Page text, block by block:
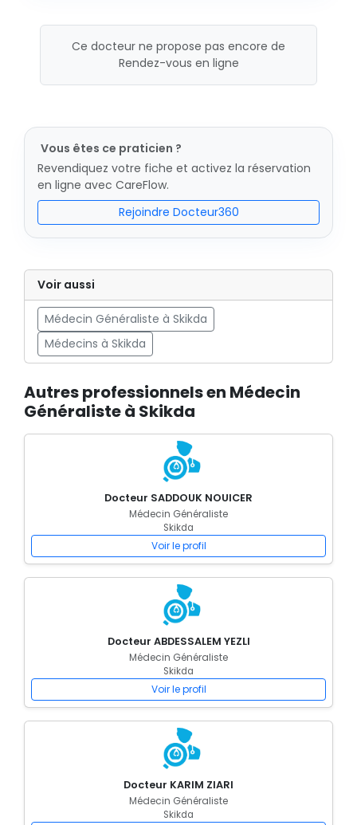
Ce docteur ne propose pas encore de
Rendez-vous en ligne
Vous êtes ce praticien ?
Revendiquez votre fiche et activez la réservation
en ligne avec CareFlow.
Rejoindre Docteur360
Voir aussi
Médecin Généraliste à Skikda
Médecins à Skikda
Autres professionnels en Médecin
Généraliste à Skikda
Docteur SADDOUK NOUICER
Médecin Généraliste
Skikda
Voir le profil
Docteur ABDESSALEM YEZLI
Médecin Généraliste
Skikda
Voir le profil
Docteur KARIM ZIARI
Médecin Généraliste
Skikda